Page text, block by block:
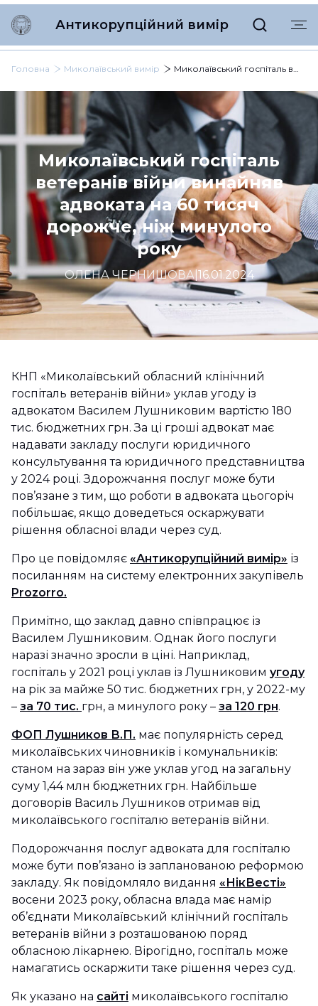
Антикорупційний вимір
Головна Миколаївський вимір Миколаївський госпіталь ветеранів війни винайняв адвоката на 60 тисяч дорожче, ніж минулого року
Миколаївський госпіталь
ветеранів війни винайняв
адвоката на 60 тисяч
дорожче, ніж минулого
року
ОЛЕНА ЧЕРНИШОВА| 16.01.2024
КНП «Миколаївський обласний клінічний
госпіталь ветеранів війни» уклав угоду із
адвокатом Василем Лушниковим вартістю 180
тис. бюджетних грн. За ці гроші адвокат має
надавати закладу послуги юридичного
консультування та юридичного представництва
у 2024 році. Здорожчання послуг може бути
пов’язане з тим, що роботи в адвоката цьогоріч
побільшає, якщо доведеться оскаржувати
рішення обласної влади через суд.
Про це повідомляє «Антикорупційний вимір» із
посиланням на систему електронних закупівель
Prozorro.
Примітно, що заклад давно співпрацює із
Василем Лушниковим. Однак його послуги
наразі значно зросли в ціні. Наприклад,
госпіталь у 2021 році уклав із Лушниковим угоду
на рік за майже 50 тис. бюджетних грн, у 2022-му
– за 70 тис. грн, а минулого року – за 120 грн.
ФОП Лушников В.П. має популярність серед
миколаївських чиновників і комунальників:
станом на зараз він уже уклав угод на загальну
суму 1,44 млн бюджетних грн. Найбільше
договорів Василь Лушников отримав від
миколаївського госпіталю ветеранів війни.
Подорожчання послуг адвоката для госпіталю
може бути пов’язано із запланованою реформою
закладу. Як повідомляло видання «НікВесті»
восени 2023 року, обласна влада має намір
об’єднати Миколаївський клінічний госпіталь
ветеранів війни з розташованою поряд
обласною лікарнею. Вірогідно, госпіталь може
намагатись оскаржити таке рішення через суд.
Як указано на сайті миколаївського госпіталю